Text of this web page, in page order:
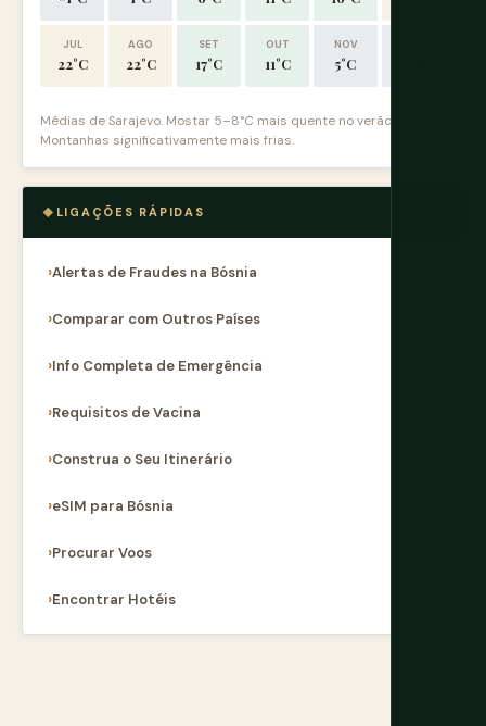
JUL
22°C
AGO
22°C
SET
17°C
OUT
11°C
NOV
5°C
Médias de Sarajevo. Mostar 5–8°C mais quente no verão.
Montanhas significativamente mais frias.
LIGAÇÕES RÁPIDAS
Alertas de Fraudes na Bósnia
Comparar com Outros Países
Info Completa de Emergência
Requisitos de Vacina
Construa o Seu Itinerário
eSIM para Bósnia
Procurar Voos
Encontrar Hotéis